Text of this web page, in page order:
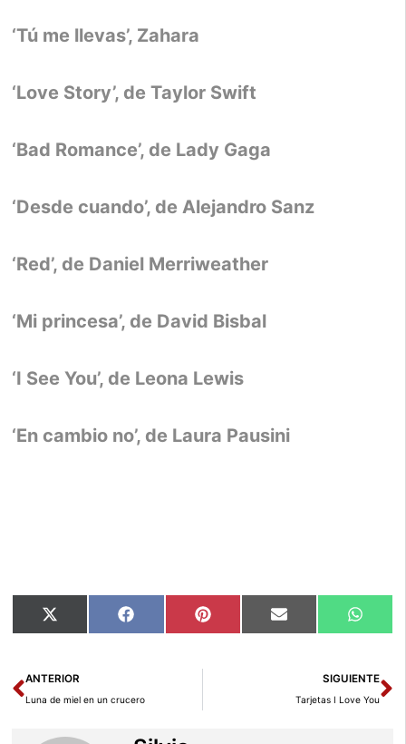
‘Tú me llevas’, Zahara
‘Love Story’, de Taylor Swift
‘Bad Romance’, de Lady Gaga
‘Desde cuando’, de Alejandro Sanz
‘Red’, de Daniel Merriweather
‘Mi princesa’, de David Bisbal
‘I See You’, de Leona Lewis
‘En cambio no’, de Laura Pausini
Compartir
en
X
(Twitter)
Compartir
en
Facebook Compartir
en
Pinterest Compartir
en
Email
en
Ant
ANTERIOR
Luna de miel en un crucero
SIGUIENTE
Tarjetas I Love You